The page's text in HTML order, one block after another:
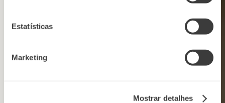
Estatísticas
Marketing
Mostrar detalhes